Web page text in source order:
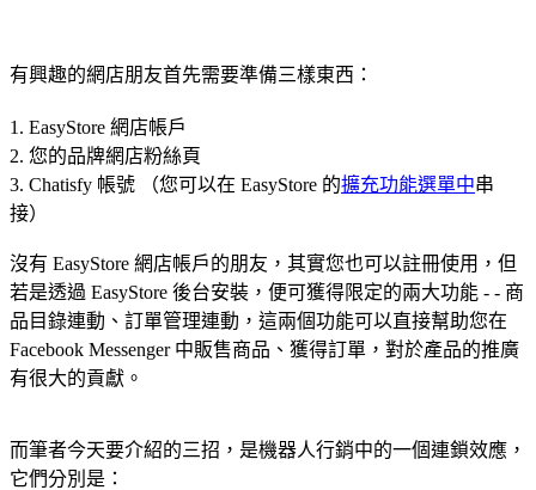
有興趣的網店朋友首先需要準備三樣東西：
1. EasyStore 網店帳戶
2. 您的品牌網店粉絲頁
3. Chatisfy 帳號 （您可以在 EasyStore 的擴充功能選單中串
接）
沒有 EasyStore 網店帳戶的朋友，其實您也可以註冊使用，但
若是透過 EasyStore 後台安裝，便可獲得限定的兩大功能 - - 商
品目錄連動、訂單管理連動，這兩個功能可以直接幫助您在
Facebook Messenger 中販售商品、獲得訂單，對於產品的推廣
有很大的貢獻。
而筆者今天要介紹的三招，是機器人行銷中的一個連鎖效應，
它們分別是：